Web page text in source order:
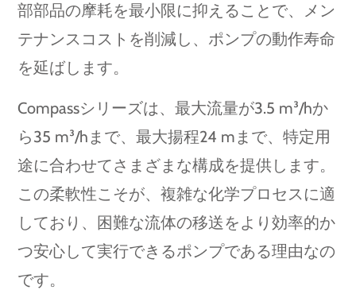
部部品の摩耗を最小限に抑えることで、メン
テナンスコストを削減し、ポンプの動作寿命
を延ばします。
Compassシリーズは、最大流量が3.5 m³/hか
ら35 m³/hまで、最大揚程24 mまで、特定用
途に合わせてさまざまな構成を提供します。
この柔軟性こそが、複雑な化学プロセスに適
しており、困難な流体の移送をより効率的か
つ安心して実行できるポンプである理由なの
です。